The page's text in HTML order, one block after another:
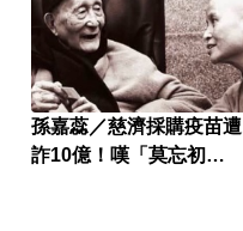
孫嘉蕊／慈濟採購疫苗遭
詐10億！嘆「莫忘初